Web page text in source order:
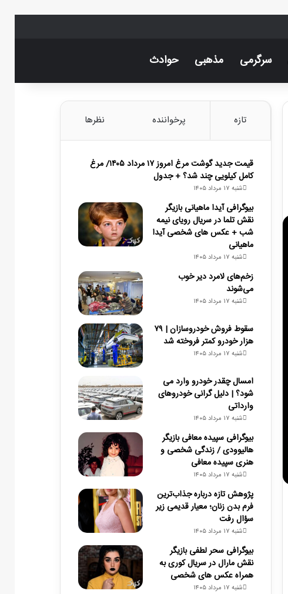
سرگرمی مذهبی حوادث
تازه پرخواننده نظرها
قیمت جدید گوشت مرغ امروز ۱۷ مرداد ۱۴۰۵/ مرغ
کامل کیلویی چند شد؟ + جدول
شنبه ۱۷ مرداد ۱۴۰۵
بیوگرافی آیدا ماهیانی بازیگر
نقش تلما در سریال رویای نیمه
شب + عکس های شخصی آیدا
ماهیانی
شنبه ۱۷ مرداد ۱۴۰۵
زخم‌های لامرد دیر خوب
می‌شوند
شنبه ۱۷ مرداد ۱۴۰۵
سقوط فروش خودروسازان | ۷۹
هزار خودرو کمتر فروخته شد
شنبه ۱۷ مرداد ۱۴۰۵
امسال چقدر خودرو وارد می
شود؟ | دلیل گرانی خودروهای
وارداتی
شنبه ۱۷ مرداد ۱۴۰۵
بیوگرافی سپیده معافی بازیگر
هالیوودی / زندگی شخصی و
هنری سپیده معافی
شنبه ۱۷ مرداد ۱۴۰۵
پژوهش تازه درباره جذاب‌ترین
فرم بدن زنان؛ معیار قدیمی زیر
سؤال رفت
شنبه ۱۷ مرداد ۱۴۰۵
بیوگرافی سحر لطفی بازیگر
نقش مارال در سریال کوری به
همراه عکس های شخصی
شنبه ۱۷ مرداد ۱۴۰۵